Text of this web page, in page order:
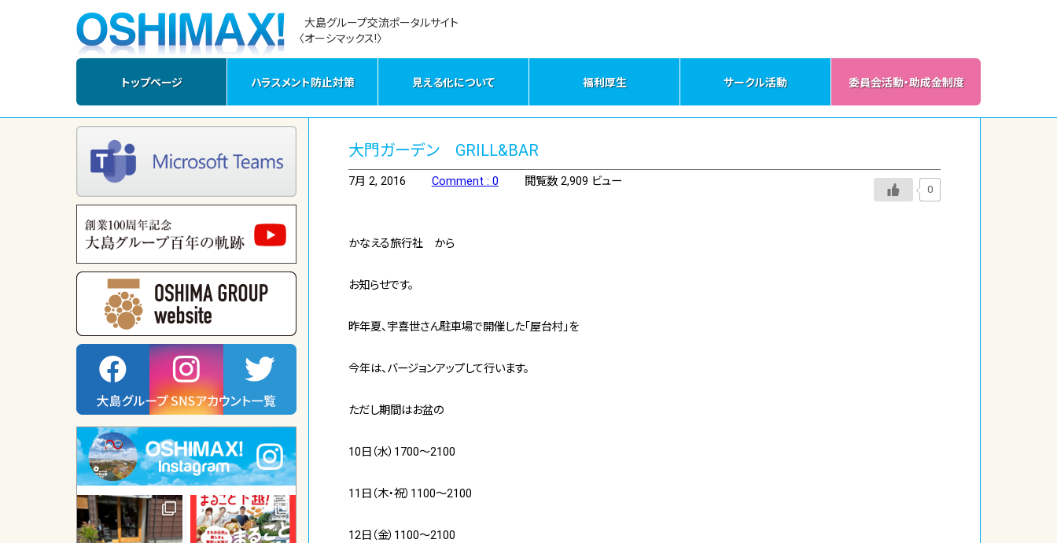
大島グループ交流ポータルサイト
〈オーシマックス!〉
トップページ ハラスメント防止対策 見える化について 福利厚生 サークル活動 委員会活動・助成金制度
大門ガーデン GRILL&BAR
7月 2, 2016 Comment : 0 閲覧数 2,909 ビュー
0
かなえる旅行社 から
お知らせです。
昨年夏、宇喜世さん駐車場で開催した「屋台村」を
今年は、バージョンアップして行います。
ただし期間はお盆の
10日（水）1700～2100
11日（木・祝）1100～2100
12日（金）1100～2100